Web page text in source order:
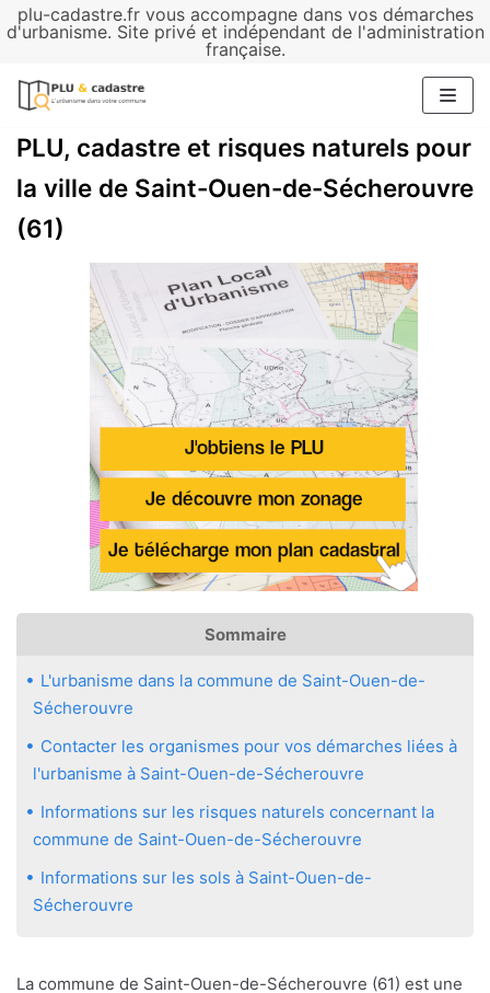
plu-cadastre.fr vous accompagne dans vos démarches
d'urbanisme. Site privé et indépendant de l'administration
française.
Aller
contenu
PLU, cadastre et risques naturels pour
la ville de Saint-Ouen-de-Sécherouvre
(61)
Sommaire
L'urbanisme dans la commune de Saint-Ouen-de-
Sécherouvre
Contacter les organismes pour vos démarches liées à
l'urbanisme à Saint-Ouen-de-Sécherouvre
Informations sur les risques naturels concernant la
commune de Saint-Ouen-de-Sécherouvre
Informations sur les sols à Saint-Ouen-de-
Sécherouvre
La commune de Saint-Ouen-de-Sécherouvre (61) est une